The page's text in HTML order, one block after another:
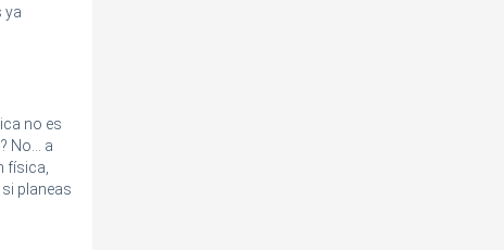
ya
no es
No... a
física,
planeas